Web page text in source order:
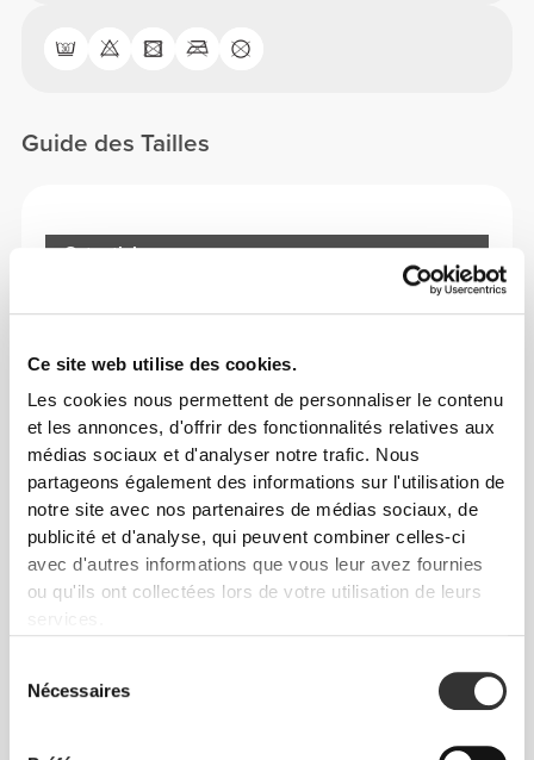
Ce site web utilise des cookies.
Les cookies nous permettent de personnaliser le contenu
et les annonces, d'offrir des fonctionnalités relatives aux
médias sociaux et d'analyser notre trafic. Nous
partageons également des informations sur l'utilisation de
notre site avec nos partenaires de médias sociaux, de
publicité et d'analyse, qui peuvent combiner celles-ci
avec d'autres informations que vous leur avez fournies
ou qu'ils ont collectées lors de votre utilisation de leurs
services.
Nécessaires
Guide des Tailles
Cet article
Sens ton corps à chaque mouvement. Cette
coupe ajustée souligne ta silhouette.